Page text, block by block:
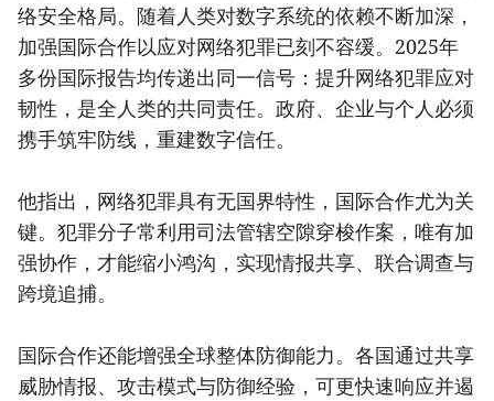
络安全格局。随着人类对数字系统的依赖不断加深，
加强国际合作以应对网络犯罪已刻不容缓。2025年
多份国际报告均传递出同一信号：提升网络犯罪应对
韧性，是全人类的共同责任。政府、企业与个人必须
携手筑牢防线，重建数字信任。
他指出，网络犯罪具有无国界特性，国际合作尤为关
键。犯罪分子常利用司法管辖空隙穿梭作案，唯有加
强协作，才能缩小鸿沟，实现情报共享、联合调查与
跨境追捕。
国际合作还能增强全球整体防御能力。各国通过共享
威胁情报、攻击模式与防御经验，可更快速响应并遏